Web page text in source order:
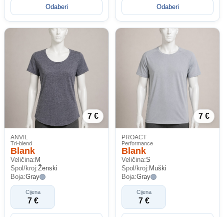
Odaberi Odaberi
7 €
ANVIL
Tri-blend
Blank
Veličina: M
Spol/kroj:Ženski
Boja:Gray
Cijena
7 €
7 €
PROACT
Performance
Blank
Veličina:S
Spol/kroj: Muški
Boja:Gray
Cijena
7 €